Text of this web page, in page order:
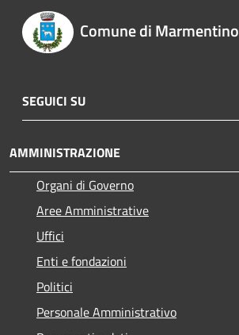
Comune di Marmentino
SEGUICI SU
AMMINISTRAZIONE
Organi di Governo
Aree Amministrative
Uffici
Enti e fondazioni
Politici
Personale Amministrativo